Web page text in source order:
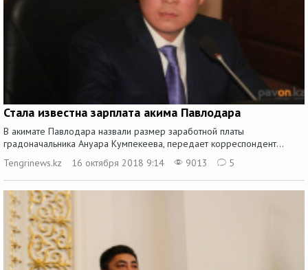
Стала известна зарплата акима Павлодара
В акимате Павлодара назвали размер заработной платы
градоначальника Ануара Кумпекеева, передает корреспондент...
Tengrinews.kz
16 октября 2018 9:14 9013 5